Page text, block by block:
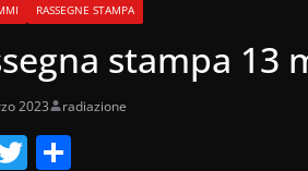
RASSEGNE STAMPA
stampa 13
2023 radiazione
T